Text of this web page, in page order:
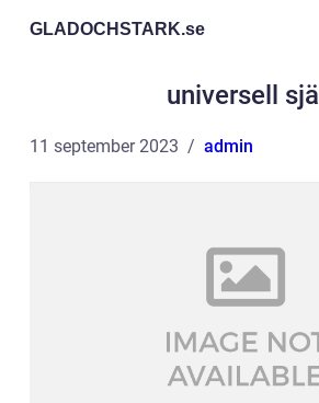
GLADOCHSTARK.se
universell själ
11 september 2023 admin